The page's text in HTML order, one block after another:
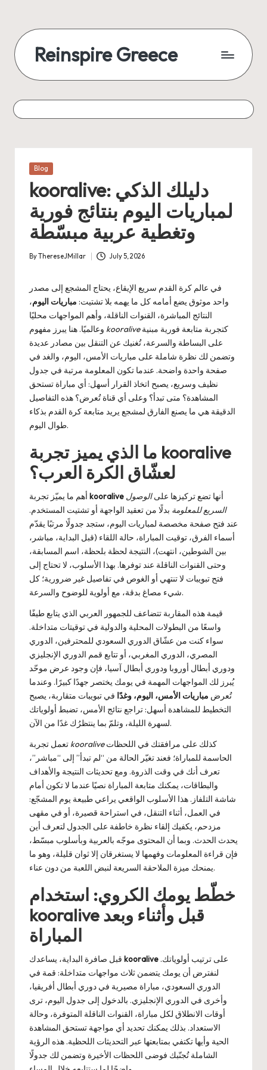
Reinspire Greece
Posted
Blog
kooralive: دليلك الذكي
لمباريات اليوم بنتائج فورية
وتغطية عربية مبسّطة
Posted
ByThereseJMillar July 5, 2026
في عالم كرة القدم سريع الإيقاع، يحتاج المشجع إلى مصدر
واحد موثوق يضع أمامه كل ما يهمه بلا تشتيت: مباريات اليوم،
النتائج المباشرة، القنوات الناقلة، وأهم المواجهات محليًا
kooraliveكتجربة متابعة فورية مبنية
على البساطة والسرعة، تُغنيك عن التنقل بين مصادر عديدة
وتضمن لك نظرة شاملة على مباريات الأمس، اليوم، والغد في
صفحة واحدة واضحة. عندما تكون المعلومة مرتبة في جدول
نظيف وسريع، يصبح اتخاذ القرار أسهل: أي مباراة تستحق
المشاهدة؟ متى تبدأ؟ وعلى أي قناة تُعرض؟ هذه التفاصيل
الدقيقة هي ما يصنع الفارق لمشجع يريد متابعة كرة القدم بذكاء
طوال اليوم.
ما الذي يميز تجربة kooralive
لعشّاق الكرة العرب؟
kooralive أنها تضع تركيزها علىالوصول
السريع للمعلومة بدلًا من تعقيد الواجهة أو تشتيت المستخدم.
عند فتح صفحة مخصصة لمباريات اليوم، ستجد جدولًا مرتبًا يقدّم
أسماء الفرق، توقيت المباراة، حالة اللقاء (قبل البداية، مباشر،
بين الشوطين، انتهت)، النتيجة لحظة بلحظة، اسم المسابقة،
وحتى القنوات الناقلة عند توفرها. بهذا الأسلوب، لا تحتاج إلى
فتح تبويبات لا تنتهي أو الغوص في تفاصيل غير ضرورية؛ كل
شيء مصاغ بدقة، مع أولوية للوضوح والسرعة.
قيمة هذه المقاربة تتضاعف للجمهور العربي الذي يتابع طيفًا
واسعًا من البطولات المحلية والدولية في توقيتات متداخلة.
سواء كنت من عشّاق الدوري السعودي للمحترفين، الدوري
المصري، الدوري المغربي، أو تتابع قمم الدوري الإنجليزي
ودوري أبطال أوروبا ودوري أبطال آسيا، فإن وجود عرض موحّد
يُبرز لك المواجهات المهمة في يومك يختصر جهدًا كبيرًا. وعندما
تُعرض مباريات الأمس، اليوم، وغدًا في تبويبات متقاربة، يصبح
التخطيط للمشاهدة أسهل: تراجع نتائج الأمس، تضبط أولوياتك
لسهرة الليلة، وتلمّ بما ينتظرُك غدًا من الآن.
kooraliveكذلك على مرافقتك في اللحظات
الحاسمة للمباراة؛ فعند تغيّر الحالة من “لم تبدأ” إلى “مباشر”،
تعرف أنك في وقت الذروة. ومع تحديثات النتيجة والأهداف
والبطاقات، يمكنك متابعة المباراة نصيًا عندما لا تكون أمام
شاشة التلفاز. هذا الأسلوب الواقعي يراعي طبيعة يوم المشجّع:
في العمل، أثناء التنقل، في استراحة قصيرة، أو في مقهى
مزدحم، يكفيك إلقاء نظرة خاطفة على الجدول لتعرف أين
يحدث الحدث. وبما أن المحتوى موجّه بالعربية وبأسلوب مبسّط،
فإن قراءة المعلومات وفهمها لا يستغرقان إلا ثوان قليلة، وهو ما
يمنحك ميزة الملاحقة السريعة لنبض اللعبة من دون عناء.
خطّط يومك الكروي: استخدام
kooralive قبل وأثناء وبعد
المباراة
kooralive
لنفترض أن يومك يتضمن ثلاث مواجهات متداخلة: قمة في
الدوري السعودي، مباراة مصيرية في دوري أبطال أفريقيا،
وأخرى في الدوري الإنجليزي. بالدخول إلى جدول اليوم، ترى
أوقات الانطلاق لكل مباراة، القنوات الناقلة المتوفرة، وحالة
الاستعداد. بذلك يمكنك تحديد أي مواجهة تستحق المشاهدة
الحية وأيها تكتفي بمتابعتها عبر التحديثات اللحظية. هذه الرؤية
الشاملة تُجنّبك فوضى اللحظات الأخيرة وتضمن لك جدولًا